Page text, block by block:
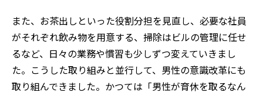
また、お茶出しといった役割分担を見直し、必要な社員
がそれぞれ飲み物を用意する、掃除はビルの管理に任せ
るなど、日々の業務や慣習も少しずつ変えていきまし
た。こうした取り組みと並行して、男性の意識改革にも
取り組んできました。かつては「男性が育休を取るなん